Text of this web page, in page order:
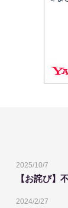
2025/10/7
【お詫び】
2024/2/27